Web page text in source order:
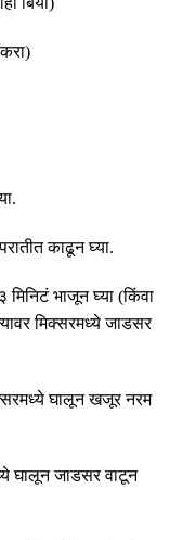
)
.
काढून घ्या.
३ मिनिटं भाजून घ्या (किंवा
मिक्सरमध्ये जाडसर
घालून खजूर नरम
घालून जाडसर वाटून